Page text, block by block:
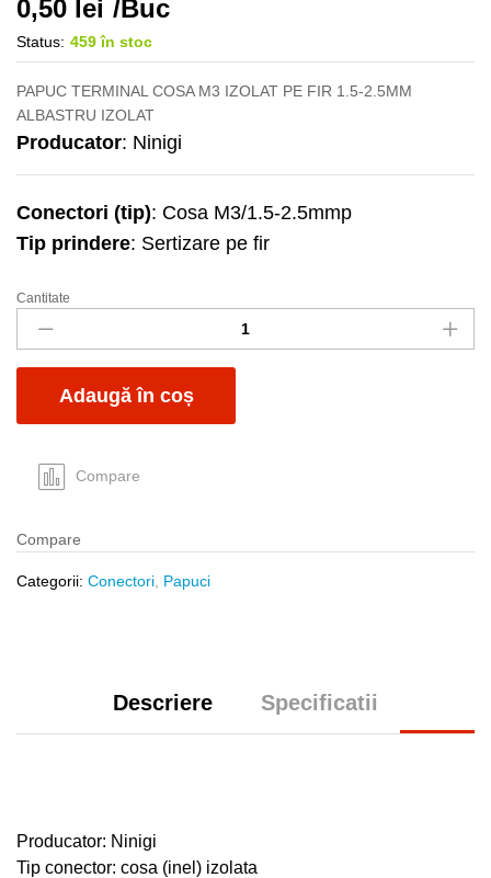
0,50 lei /Buc
Status: 459 în stoc
PAPUC TERMINAL COSA M3 IZOLAT PE FIR 1.5-2.5MM
ALBASTRU IZOLAT
Producator: Ninigi
Conectori (tip): Cosa M3/1.5-2.5mmp
Tip prindere: Sertizare pe fir
Papuc
cosa
albastru
quantity
Cantitate
Adaugă în coș
Compare
Compare
Categorii: Conectori Papuci
Descriere Specificatii
Producator: Ninigi
Tip conector: cosa (inel) izolata